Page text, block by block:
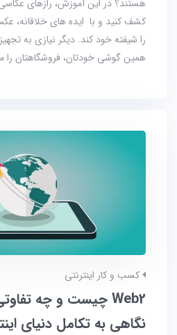
هستند؟ در این آموزش، رازهای
کشف کنید و با ایده های خلاقانه،
را شیفته خود کند. دیگر نیازی به
همین گوشی خودتان، فروشگاهتان را
کسب و کار اینترنتی
نگاهی به تکامل دنیای